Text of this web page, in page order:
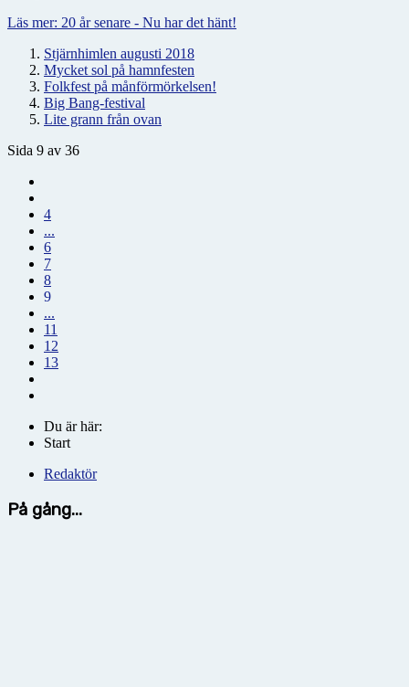
Läs mer: 20 år senare - Nu har det hänt!
Stjärnhimlen augusti 2018
Mycket sol på hamnfesten
Folkfest på månförmörkelsen!
Big Bang-festival
Lite grann från ovan
Sida 9 av 36
4
...
6
7
8
9
...
11
12
13
Du är här:
Start
Redaktör
På gång...